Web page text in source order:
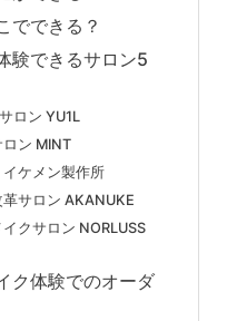
でできる？
験できるサロン5
ロン YU1L
ン MINT
ケメン製作所
サロン AKANUKE
クサロン NORLUSS
ク体験でのオーダ